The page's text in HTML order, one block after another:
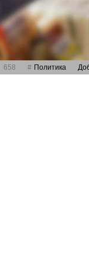
658 Политика